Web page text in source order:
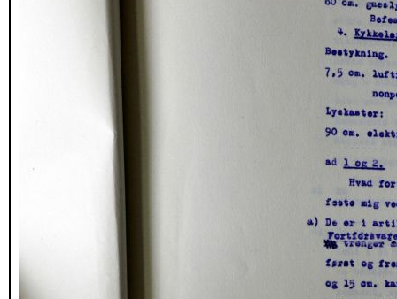
_DSC1717.JPG
_DSC1718.JPG